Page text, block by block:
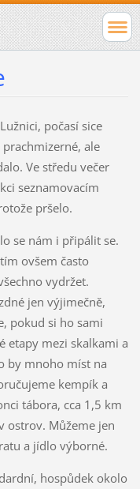
počasí sice
ale
Ve středu večer
seznamovacím
pršelo.
se nám i připálit se.
ovšem často
vydržet.
jen výjimečně,
pokud si ho sami
etapy mezi skalkami a
by mnoho míst na
kempík a
tábora, cca 1,5 km
ostrov. Můžeme jen
a jídlo výborné.
hospůdek okolo